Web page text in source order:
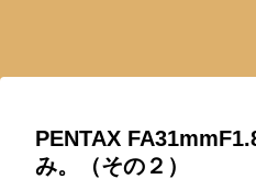
PENTAX
み。（その２）